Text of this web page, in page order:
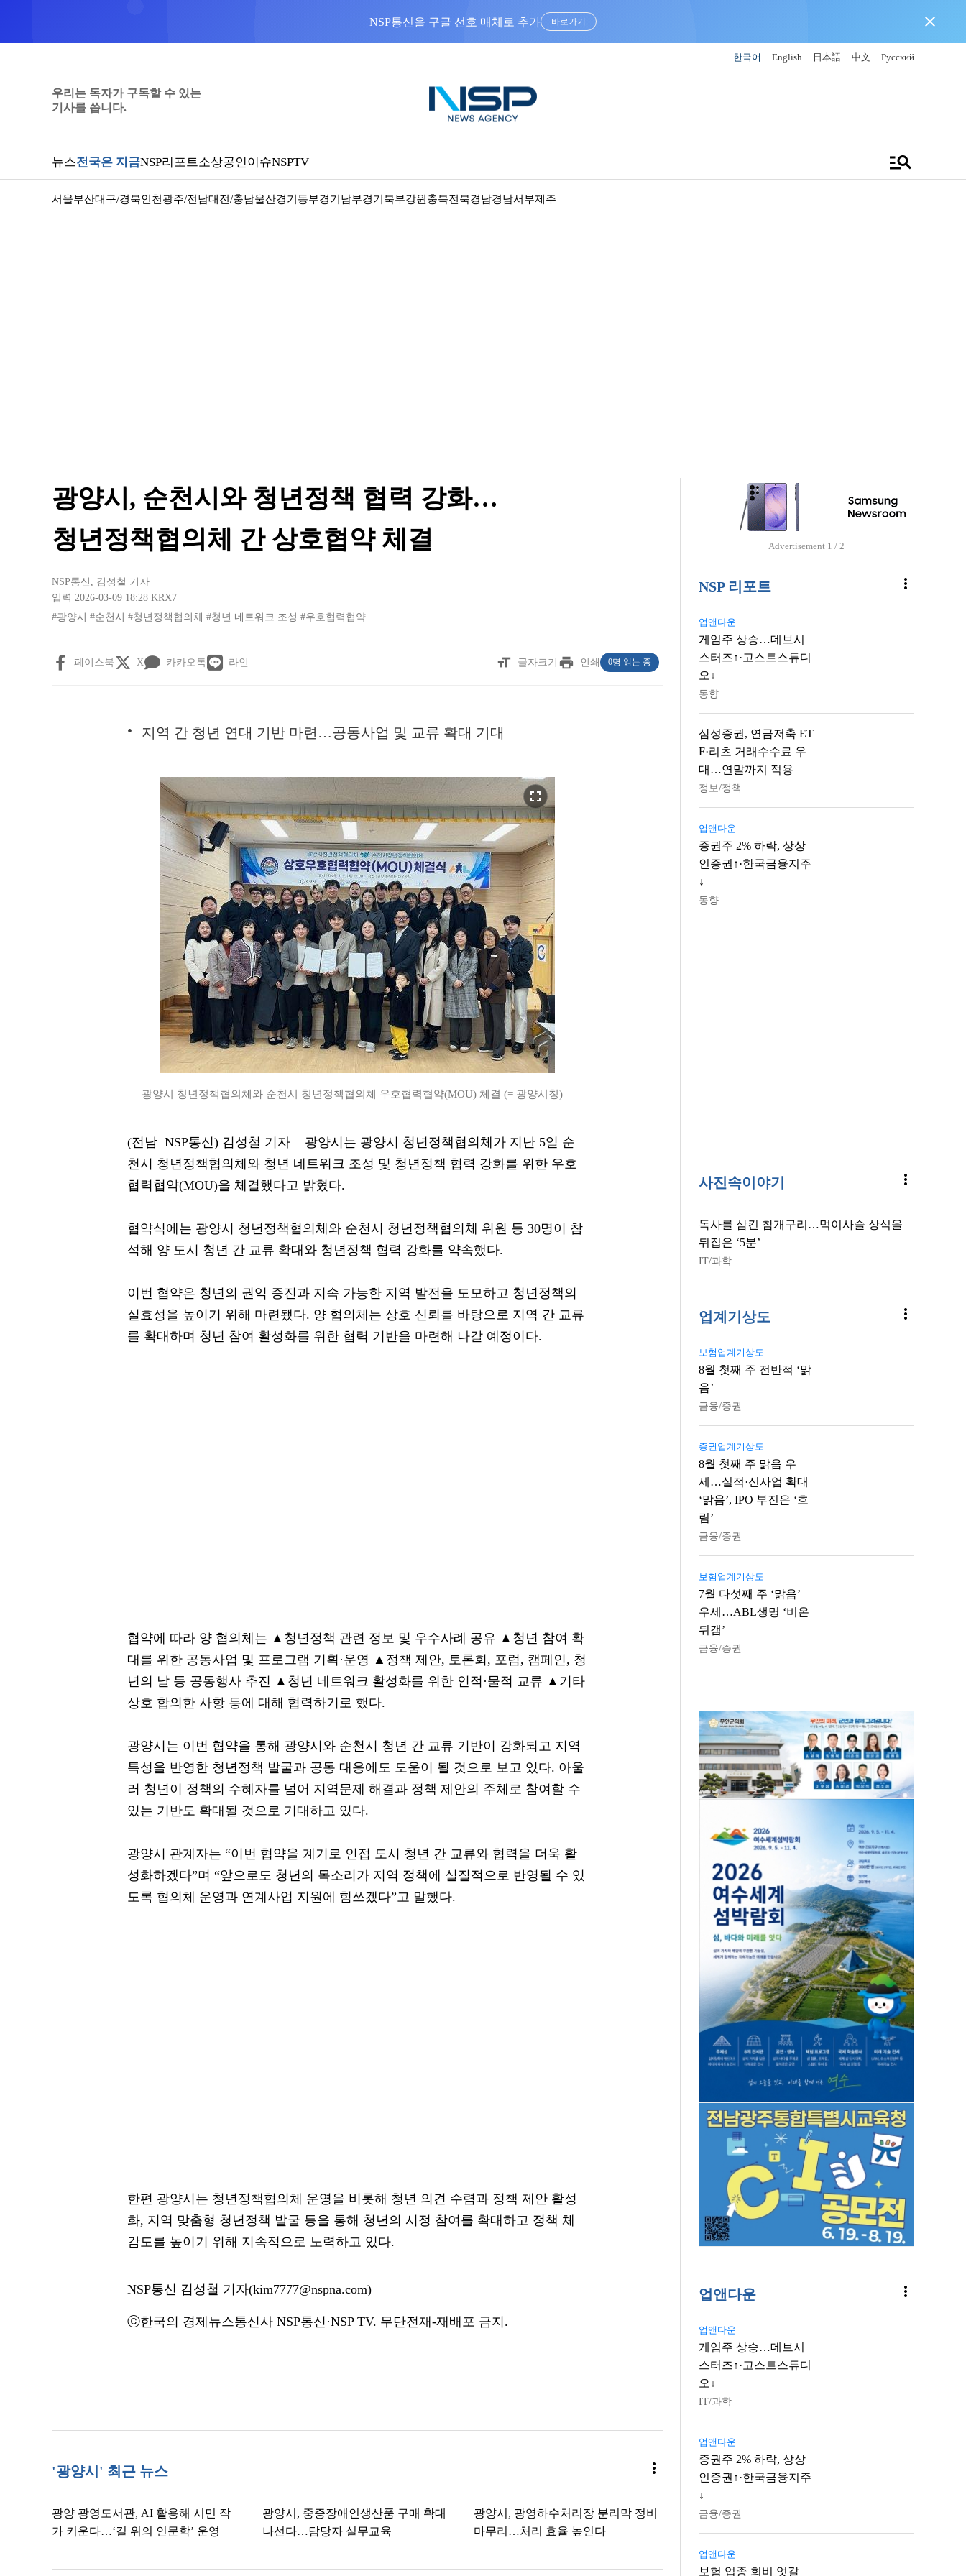
“우리는 독자가 구독할 수 있는 기사를 씁니다” close
한국어 English 日本語 中文 Русский
우리는 독자가 구독할 수 있는
기사를 씁니다.
뉴스전국은 지금NSP리포트소상공인이슈NSPTV manage_search
서울부산대구/경북인천 광주/전남대전/충남울산경기동부경기남부경기북부강원 충북전북경남경남서부제주
광양시, 순천시와 청년정책 협력 강화…
청년정책협의체 간 상호협약 체결
NSP통신 , 김성철 기자
입력 2026-03-09 18:28 KRX7
#광양시
#순천시 #청년정책협의체 #청년 네트워크 조성 #우호협력협약
페이스북 X 카카오톡 라인 format_size 글자크기 print 인쇄 0명 읽는 중
지역 간 청년 연대 기반 마련…공동사업 및 교류 확대 기대
fullscreen
광양시 청년정책협의체와 순천시 청년정책협의체 우호협력협약(MOU) 체결 (= 광양시청)
(전남=NSP통신) 김성철 기자 = 광양시는 광양시 청년정책협의체가 지난 5일 순
천시 청년정책협의체와 청년 네트워크 조성 및 청년정책 협력 강화를 위한 우호
협력협약(MOU)을 체결했다고 밝혔다.
협약식에는 광양시 청년정책협의체와 순천시 청년정책협의체 위원 등 30명이 참
석해 양 도시 청년 간 교류 확대와 청년정책 협력 강화를 약속했다.
이번 협약은 청년의 권익 증진과 지속 가능한 지역 발전을 도모하고 청년정책의
실효성을 높이기 위해 마련됐다. 양 협의체는 상호 신뢰를 바탕으로 지역 간 교류
를 확대하며 청년 참여 활성화를 위한 협력 기반을 마련해 나갈 예정이다.
협약에 따라 양 협의체는 ▲청년정책 관련 정보 및 우수사례 공유 ▲청년 참여 확
대를 위한 공동사업 및 프로그램 기획·운영 ▲정책 제안, 토론회, 포럼, 캠페인, 청
년의 날 등 공동행사 추진 ▲청년 네트워크 활성화를 위한 인적·물적 교류 ▲기타
상호 합의한 사항 등에 대해 협력하기로 했다.
광양시는 이번 협약을 통해 광양시와 순천시 청년 간 교류 기반이 강화되고 지역
특성을 반영한 청년정책 발굴과 공동 대응에도 도움이 될 것으로 보고 있다. 아울
러 청년이 정책의 수혜자를 넘어 지역문제 해결과 정책 제안의 주체로 참여할 수
있는 기반도 확대될 것으로 기대하고 있다.
광양시 관계자는 “이번 협약을 계기로 인접 도시 청년 간 교류와 협력을 더욱 활
성화하겠다”며 “앞으로도 청년의 목소리가 지역 정책에 실질적으로 반영될 수 있
도록 협의체 운영과 연계사업 지원에 힘쓰겠다”고 말했다.
한편 광양시는 청년정책협의체 운영을 비롯해 청년 의견 수렴과 정책 제안 활성
화, 지역 맞춤형 청년정책 발굴 등을 통해 청년의 시정 참여를 확대하고 정책 체
감도를 높이기 위해 지속적으로 노력하고 있다.
NSP통신 김성철 기자(kim7777@nspna.com)
ⓒ한국의 경제뉴스통신사 NSP통신·NSP TV. 무단전재-재배포 금지.
'광양시' 최근 뉴스 more_vert
광양 광영도서관, AI 활용해 시민 작
가 키운다…‘길 위의 인문학’ 운영
광양시, 중증장애인생산품 구매 확대
나선다…담당자 실무교육
광양시, 광영하수처리장 분리막 정비
마무리…처리 효율 높인다
Advertisement 1 / 2
NSP 리포트 more_vert
업앤다운
게임주 상승…데브시
스터즈↑·고스트스튜디
오↓
동향
삼성증권, 연금저축 ET
F·리츠 거래수수료 우
대…연말까지 적용
정보/정책
업앤다운
증권주 2% 하락, 상상
인증권↑·한국금융지주
↓
동향
사진속이야기 more_vert
독사를 삼킨 참개구리…먹이사슬 상식을
뒤집은 ‘5분’
IT/과학
업계기상도 more_vert
보험업계기상도
8월 첫째 주 전반적 ‘맑
음’
금융/증권
증권업계기상도
8월 첫째 주 맑음 우
세…실적·신사업 확대
‘맑음’, IPO 부진은 ‘흐
림’
금융/증권
보험업계기상도
7월 다섯째 주 ‘맑음’
우세…ABL생명 ‘비온
뒤갬’
금융/증권
업앤다운 more_vert
업앤다운
게임주 상승…데브시
스터즈↑·고스트스튜디
오↓
IT/과학
업앤다운
증권주 2% 하락, 상상
인증권↑·한국금융지주
↓
금융/증권
업앤다운
보험 업종 희비 엇갈